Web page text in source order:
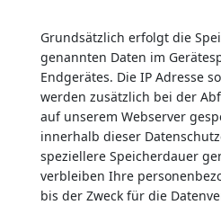
Grundsätzlich erfolgt die
genannten Daten im
Endgerätes. Die IP Adresse
werden zusätzlich bei der
auf unserem Webserver
innerhalb dieser
speziellere Speicherdauer
verbleiben Ihre
bis der Zweck für die